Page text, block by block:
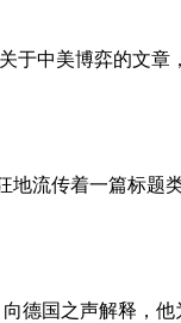
于中美博弈的文
地流传着一篇标
德国之声解释，